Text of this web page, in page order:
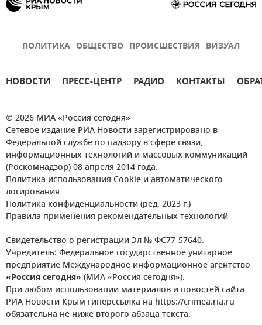
ПОЛИТИКА ОБЩЕСТВО ПРОИСШЕСТВИЯ ВИЗУАЛ
НОВОСТИ ПРЕСС-ЦЕНТР РАДИО КОНТАКТЫ
© 2026 МИА «Россия сегодня»
Сетевое издание РИА Новости зарегистрировано в
Федеральной службе по надзору в сфере связи,
информационных технологий и массовых коммуникаций
(Роскомнадзор) 08 апреля 2014 года.
Политика использования Cookie и автоматического
логирования
Политика конфиденциальности (ред. 2023 г.)
Правила применения рекомендательных технологий
Свидетельство о регистрации Эл № ФС77-57640.
Учредитель: Федеральное государственное унитарное
предприятие Международное информационное агентство
«Россия сегодня» (МИА «Россия сегодня»).
При любом использовании материалов и новостей сайта
РИА Новости Крым гиперссылка на https://crimea.ria.ru
обязательна не ниже второго абзаца текста.